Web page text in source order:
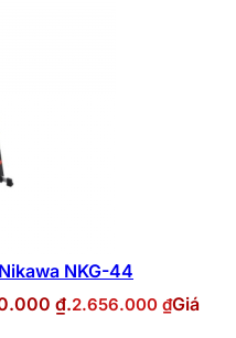
NKG-44
₫.2.656.000 ₫Giá